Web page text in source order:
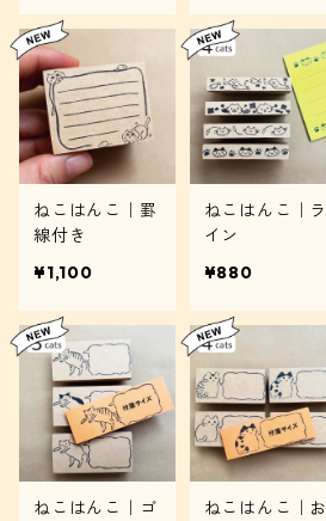
ねこはんこ｜罫
線付き
¥1,100
ねこはんこ｜ラ
イン
¥880
ねこはんこ｜ゴ
ねこはんこ｜お